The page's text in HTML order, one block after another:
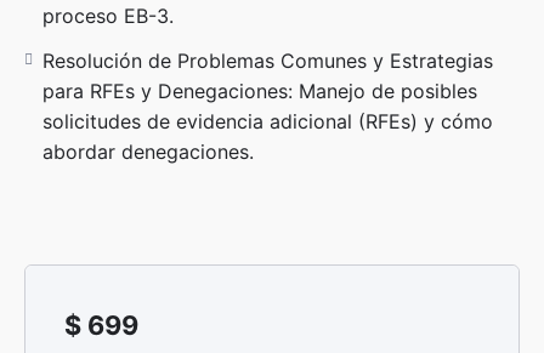
proceso EB-3.
Resolución de Problemas Comunes y Estrategias
para RFEs y Denegaciones: Manejo de posibles
solicitudes de evidencia adicional (RFEs) y cómo
abordar denegaciones.
$ 699